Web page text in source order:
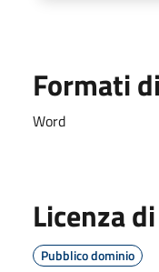
Formati
Word
Licenza
Pubblico dominio